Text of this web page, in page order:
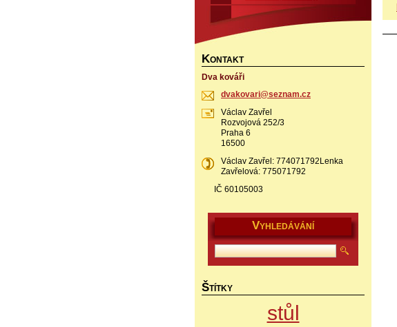
KONTAKT
Dva kováři
dvakovari@seznam.cz
Václav Zavřel
Rozvojová 252/3
Praha 6
16500
Václav Zavřel: 774071792Lenka
Zavřelová: 775071792
IČ 60105003
VYHLEDÁVÁNÍ
ŠTÍTKY
stůl